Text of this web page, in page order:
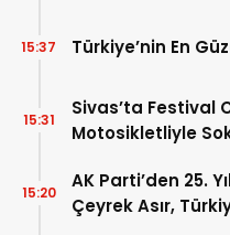
Türkiye’nin En
15:37
Sivas’ta Festival
Motosikletliyle
15:31
AK Parti’den 25.
Çeyrek Asır,
15:20